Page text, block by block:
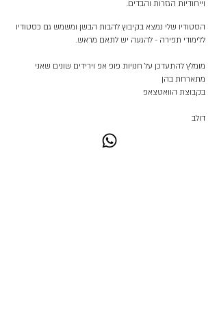
וייחודיות הגזרות והבדים.
הסטודיו שלי נמצא בקיבוץ להבות הבשן ומשמש גם כסטודיו
ללימודי תפירה - להגעה יש לתאם מראש.
מומלץ להתעדכן על חנויות פופ אפ וירידים שונים שאני
מתארחת בהן
בקבוצת הוואטצאפ
דולב